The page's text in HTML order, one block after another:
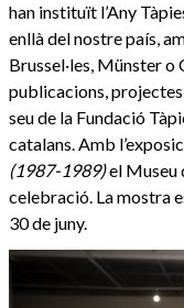
han instituït l’Any
enllà del nostre país,
Brussel·les, Münster
publicacions,
seu de la Fundació
catalans. Amb
(1987-1989)el Museu
celebració. La mostra
30 de juny.